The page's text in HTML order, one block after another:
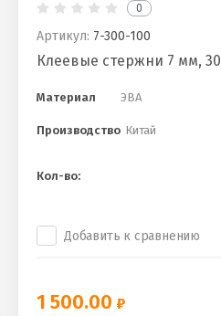
0
Артикул: 7-300-100
Клеевые стержни 7 мм,
Материал ЭВА
Производство Китай
Кол-во:
Добавить к сравнению
1 500.00